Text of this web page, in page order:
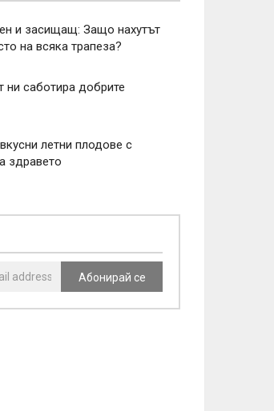
и засищащ: Защо нахутът
на всяка трапеза?
саботира добрите
летни плодове с
здравето
Абонирай се